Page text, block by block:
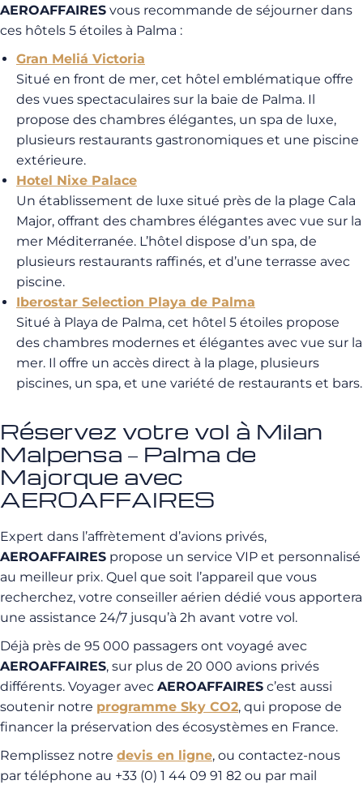
AEROAFFAIRES vous recommande de séjourner dans
ces hôtels 5 étoiles à Palma :
Gran Meliá Victoria
Situé en front de mer, cet hôtel emblématique offre
des vues spectaculaires sur la baie de Palma. Il
propose des chambres élégantes, un spa de luxe,
plusieurs restaurants gastronomiques et une piscine
extérieure.
Hotel Nixe Palace
Un établissement de luxe situé près de la plage Cala
Major, offrant des chambres élégantes avec vue sur la
mer Méditerranée. L’hôtel dispose d’un spa, de
plusieurs restaurants raffinés, et d’une terrasse avec
piscine.
Iberostar Selection Playa de Palma
Situé à Playa de Palma, cet hôtel 5 étoiles propose
des chambres modernes et élégantes avec vue sur la
mer. Il offre un accès direct à la plage, plusieurs
piscines, un spa, et une variété de restaurants et bars.
Réservez votre vol à Milan
Malpensa – Palma de
Majorque avec
AEROAFFAIRES
Expert dans l’affrètement d’avions privés,
AEROAFFAIRES propose un service VIP et personnalisé
au meilleur prix. Quel que soit l’appareil que vous
recherchez, votre conseiller aérien dédié vous apportera
une assistance 24/7 jusqu’à 2h avant votre vol.
Déjà près de 95 000 passagers ont voyagé avec
AEROAFFAIRES, sur plus de 20 000 avions privés
différents. Voyager avec AEROAFFAIRES c’est aussi
soutenir notre programme Sky CO2, qui propose de
financer la préservation des écosystèmes en France.
Remplissez notre devis en ligne, ou contactez-nous
par téléphone au +33 (0) 1 44 09 91 82 ou par mail